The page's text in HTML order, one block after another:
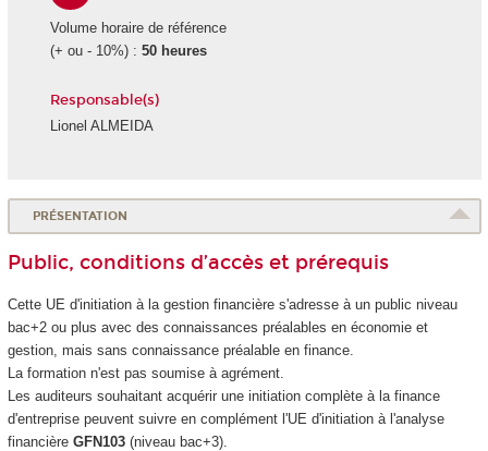
Volume horaire de référence
(+ ou - 10%) : 50 heures
Responsable(s)
Lionel ALMEIDA
PRÉSENTATION
Public, conditions d’accès et prérequis
Cette UE d'initiation à la gestion financière s'adresse à un public niveau
bac+2 ou plus avec des connaissances préalables en économie et
gestion, mais sans connaissance préalable en finance.
La formation n'est pas soumise à agrément.
Les auditeurs souhaitant acquérir une initiation complète à la finance
d'entreprise peuvent suivre en complément l'UE d'initiation à l'analyse
financière GFN103(niveau bac+3).